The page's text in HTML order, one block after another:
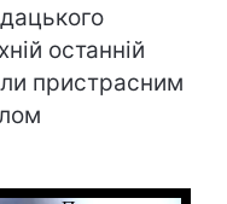
останній
пристрасним